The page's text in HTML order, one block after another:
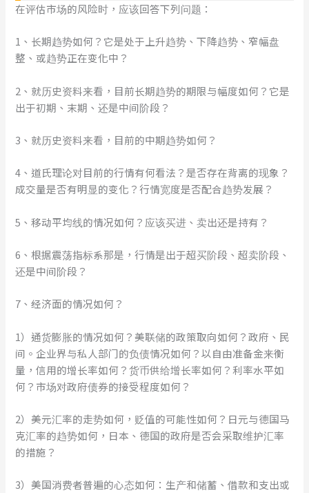
在评估市场的风险时，应该回答下列问题：
1、长期趋势如何？它是处于上升趋势、下降趋势、窄幅盘
整、或趋势正在变化中？
2、就历史资料来看，目前长期趋势的期限与幅度如何？它是
出于初期、末期、还是中间阶段？
3、就历史资料来看，目前的中期趋势如何？
4、道氏理论对目前的行情有何看法？是否存在背离的现象？
成交量是否有明显的变化？行情宽度是否配合趋势发展？
5、移动平均线的情况如何？应该买进、卖出还是持有？
6、根据震荡指标系那是，行情是出于超买阶段、超卖阶段、
还是中间阶段？
7、经济面的情况如何？
1）通货膨胀的情况如何？美联储的政策取向如何？政府、民
间。企业界与私人部门的负债情况如何？以自由准备金来衡
量，信用的增长率如何？货币供给增长率如何？利率水平如
何？市场对政府债券的接受程度如何？
2）美元汇率的走势如何，贬值的可能性如何？日元与德国马
克汇率的趋势如何，日本、德国的政府是否会采取维护汇率
的措施？
3）美国消费者普遍的心态如何：生产和储蓄、借款和支出或